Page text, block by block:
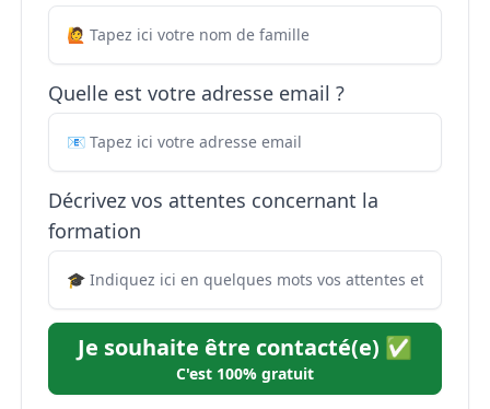
Quelle est votre adresse email ?
Décrivez vos attentes concernant la
formation
Je souhaite être contacté(e) ✅
C'est 100% gratuit